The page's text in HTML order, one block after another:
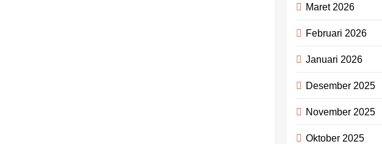
Maret 2026
Februari 2026
Januari 2026
Desember 2025
November 2025
Oktober 2025